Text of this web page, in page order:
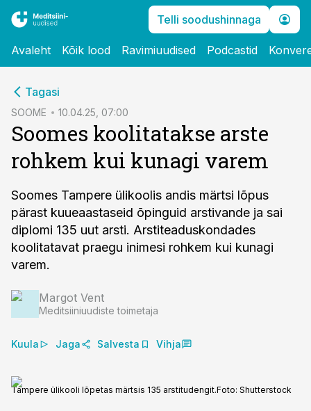
Telli soodushinnaga
Avaleht Kõik lood Ravimiuudised Podcastid
Tagasi
SOOME 10.04.25, 07:00
Soomes koolitatakse arste
rohkem kui kunagi varem
Soomes Tampere ülikoolis andis märtsi lõpus
pärast kuueaastaseid õpinguid arstivande ja sai
diplomi 135 uut arsti. Arstiteaduskondades
koolitatavat praegu inimesi rohkem kui kunagi
varem.
Margot Vent
Meditsiiniuudiste toimetaja
Kuula Jaga Salvesta Vihja
Tampere ülikooli lõpetas märtsis 135 arstitudengit.Foto: Shutterstock